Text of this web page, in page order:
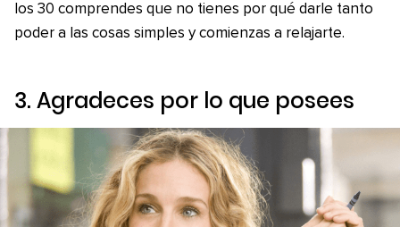
los 30 comprendes que no tienes por qué darle tanto
poder a las cosas simples y comienzas a relajarte.
3. Agradeces por lo que posees